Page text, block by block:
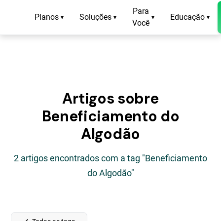
Planos ▾ Soluções ▾
Para
Você
▾ Educação ▾
Artigos sobre
Beneficiamento do
Algodão
2 artigos encontrados com a tag "Beneficiamento
do Algodão"